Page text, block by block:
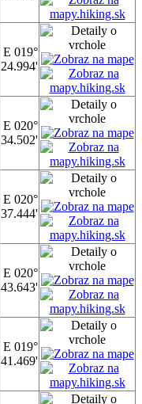
E 019°
24.994'
E 020°
34.502'
E 020°
37.444'
E 020°
43.643'
E 019°
41.469'